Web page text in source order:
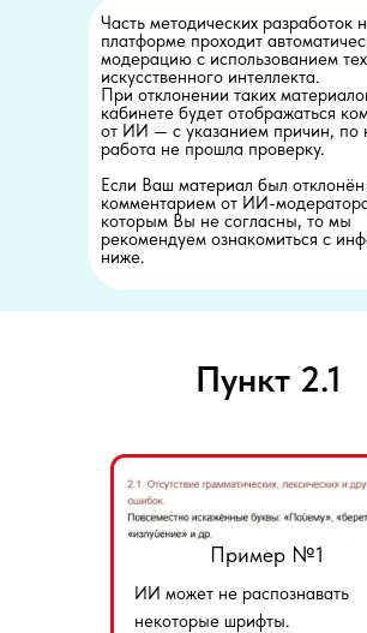
Часть методических разработок
платформе проходит
модерацию с использованием
искусственного интеллекта.
При отклонении таких
кабинете будет отображаться
от ИИ — с указанием причин, по
работа не прошла проверку.
Если Ваш материал был
комментарием от ИИ-
которым Вы не согласны, то мы
рекомендуем ознакомиться с
ниже.
Пункт 2.1
Пример №1
ИИ может не распознавать
некоторые шрифты.